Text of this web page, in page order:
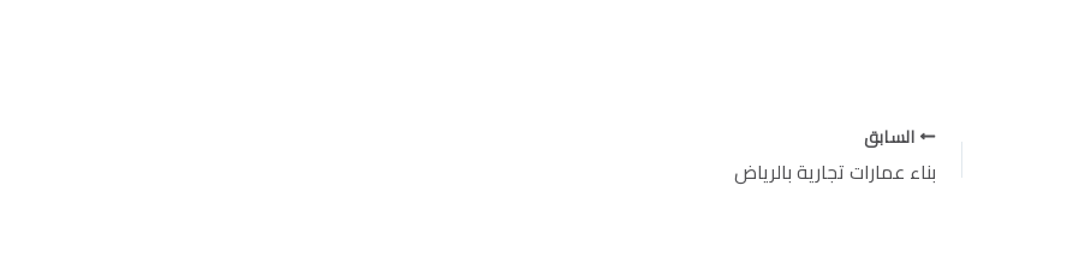
السابق
بناء عمارات تجارية بالرياض